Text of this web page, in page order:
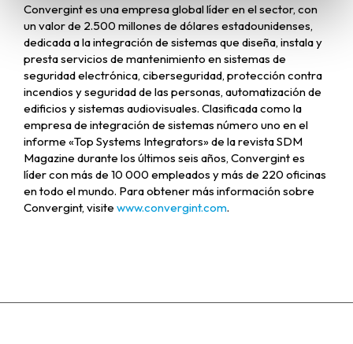
Convergint es una empresa global líder en el sector, con
un valor de 2.500 millones de dólares estadounidenses,
dedicada a la integración de sistemas que diseña, instala y
presta servicios de mantenimiento en sistemas de
seguridad electrónica, ciberseguridad, protección contra
incendios y seguridad de las personas, automatización de
edificios y sistemas audiovisuales. Clasificada como la
empresa de integración de sistemas número uno en el
informe «Top Systems Integrators» de la revista SDM
Magazine durante los últimos seis años, Convergint es
líder con más de 10 000 empleados y más de 220 oficinas
en todo el mundo. Para obtener más información sobre
Convergint, visite www.convergint.com.